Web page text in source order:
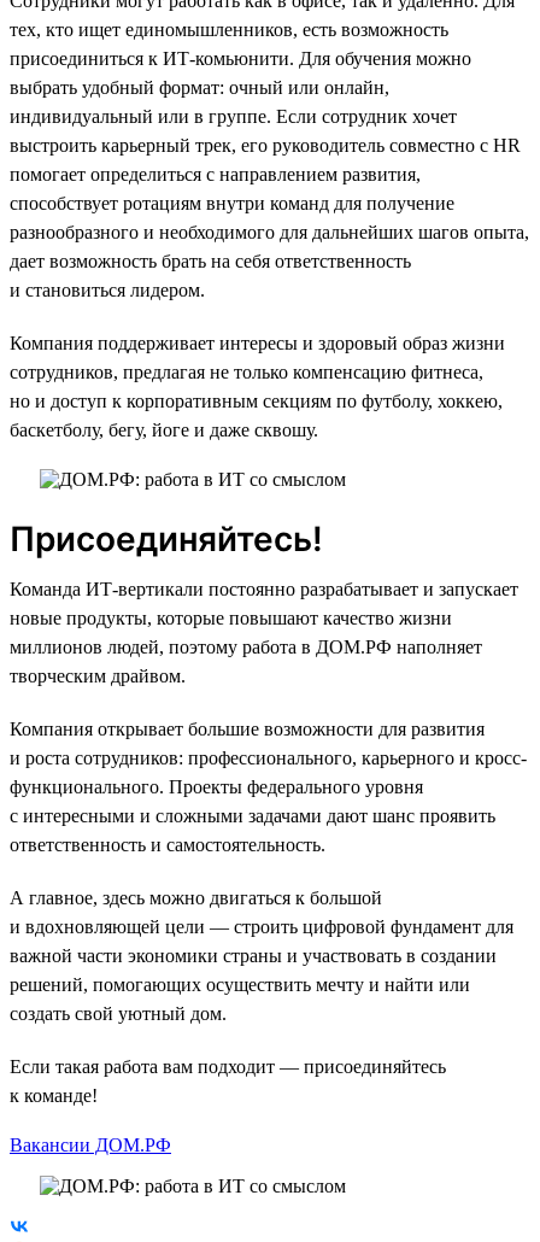
тех, кто ищет единомышленников, есть возможность
присоединиться к ИТ-комьюнити. Для обучения можно
выбрать удобный формат: очный или онлайн,
индивидуальный или в группе. Если сотрудник хочет
выстроить карьерный трек, его руководитель совместно с HR
помогает определиться с направлением развития,
способствует ротациям внутри команд для получение
разнообразного и необходимого для дальнейших шагов опыта,
дает возможность брать на себя ответственность
и становиться лидером.
Компания поддерживает интересы и здоровый образ жизни
сотрудников, предлагая не только компенсацию фитнеса,
но и доступ к корпоративным секциям по футболу, хоккею,
баскетболу, бегу, йоге и даже сквошу.
Присоединяйтесь!
Команда ИТ-вертикали постоянно разрабатывает и запускает
новые продукты, которые повышают качество жизни
миллионов людей, поэтому работа в ДОМ.РФ наполняет
творческим драйвом.
Компания открывает большие возможности для развития
и роста сотрудников: профессионального, карьерного и кросс-
функционального. Проекты федерального уровня
с интересными и сложными задачами дают шанс проявить
ответственность и самостоятельность.
А главное, здесь можно двигаться к большой
и вдохновляющей цели — строить цифровой фундамент для
важной части экономики страны и участвовать в создании
решений, помогающих осуществить мечту и найти или
создать свой уютный дом.
Если такая работа вам подходит — присоединяйтесь
к команде!
Вакансии ДОМ.РФ